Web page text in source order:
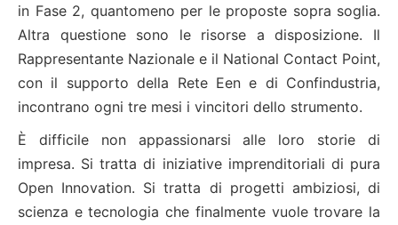
in Fase 2, quantomeno per le proposte sopra soglia.
Altra questione sono le risorse a disposizione. Il
Rappresentante Nazionale e il National Contact Point,
con il supporto della Rete Een e di Confindustria,
incontrano ogni tre mesi i vincitori dello strumento.
È difficile non appassionarsi alle loro storie di
impresa. Si tratta di iniziative imprenditoriali di pura
Open Innovation. Si tratta di progetti ambiziosi, di
scienza e tecnologia che finalmente vuole trovare la